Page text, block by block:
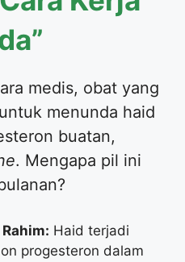
medis, obat yang
menunda haid
buatan,
. Mengapa pil ini
Haid terjadi
progesteron dalam